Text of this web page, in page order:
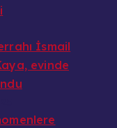
İsmail
evinde